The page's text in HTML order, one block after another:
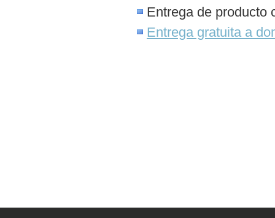
Entrega de producto
Entrega gratuita a